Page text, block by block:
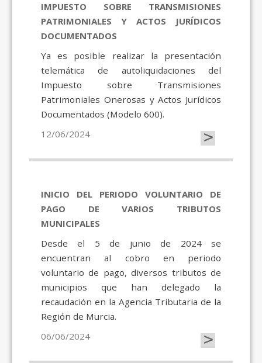
IMPUESTO SOBRE TRANSMISIONES
PATRIMONIALES Y ACTOS JURÍDICOS
DOCUMENTADOS
Ya es posible realizar la presentación
telemática de autoliquidaciones del
Impuesto sobre Transmisiones
Patrimoniales Onerosas y Actos Jurídicos
Documentados (Modelo 600).
12/06/2024
>
INICIO DEL PERIODO VOLUNTARIO DE
PAGO DE VARIOS TRIBUTOS
MUNICIPALES
Desde el 5 de junio de 2024 se
encuentran al cobro en periodo
voluntario de pago, diversos tributos de
municipios que han delegado la
recaudación en la Agencia Tributaria de la
Región de Murcia.
06/06/2024
>